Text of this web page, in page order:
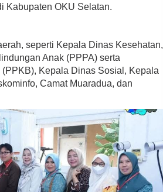
Kabupaten OKU Selatan.
seperti Kepala Dinas Kesehatan,
Anak (PPPA) serta
Kepala Dinas Sosial, Kepala
Camat Muaradua, dan